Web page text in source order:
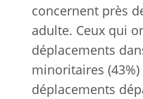
concernent près
adulte. Ceux qui
déplacements
minoritaires
déplacements